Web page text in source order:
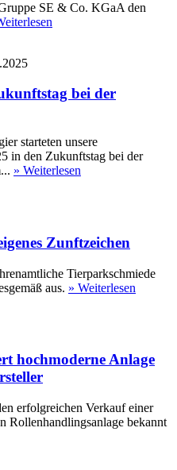
SE & Co. KGaA den
bei der
starteten unsere
in den Zukunftstag bei der
» Weiterlesen
Zunftzeichen
Tierparkschmiede
aus. » Weiterlesen
hochmoderne Anlage
erfolgreichen Verkauf einer
Rollenhandlingsanlage bekannt